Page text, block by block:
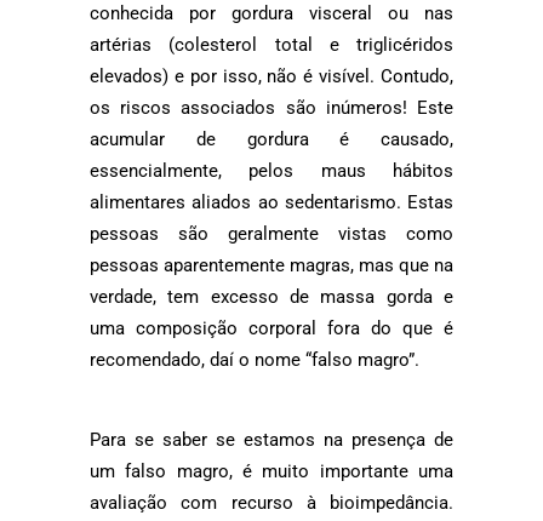
conhecida por gordura visceral ou nas
artérias (colesterol total e triglicéridos
elevados) e por isso, não é visível. Contudo,
os riscos associados são inúmeros! Este
acumular de gordura é causado,
essencialmente, pelos maus hábitos
alimentares aliados ao sedentarismo. Estas
pessoas são geralmente vistas como
pessoas aparentemente magras, mas que na
verdade, tem excesso de massa gorda e
uma composição corporal fora do que é
recomendado, daí o nome “falso magro”.
Para se saber se estamos na presença de
um falso magro, é muito importante uma
avaliação com recurso à bioimpedância.